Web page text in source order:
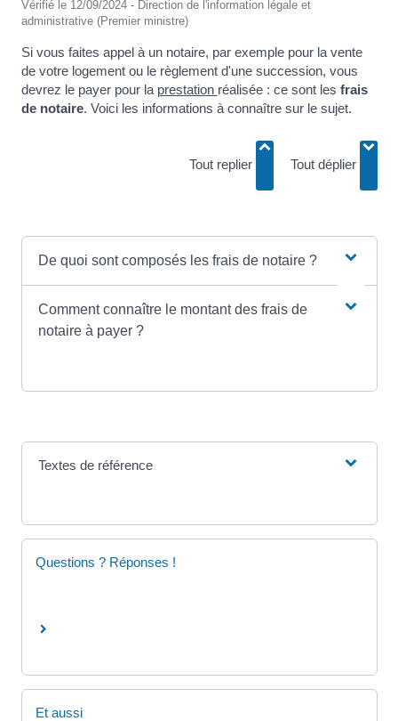
Vérifié le 12/09/2024 - Direction de l'information légale et
administrative (Premier ministre)
Si vous faites appel à un notaire, par exemple pour la vente
de votre logement ou le règlement d'une succession, vous
devrez le payer pour la prestation réalisée : ce sont les frais
de notaire. Voici les informations à connaître sur le sujet.
Tout replier Tout déplier
De quoi sont composés les frais de notaire ?
Comment connaître le montant des frais de
notaire à payer ?
Textes de référence
Questions ? Réponses !
Et aussi